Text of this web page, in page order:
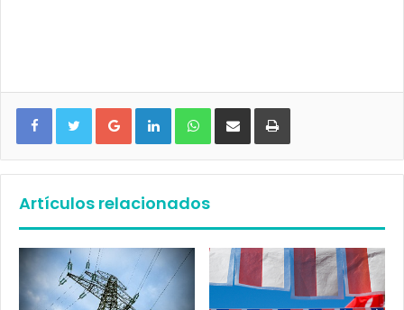
Google+ LinkedIn WhatsApp
Artículos relacionados